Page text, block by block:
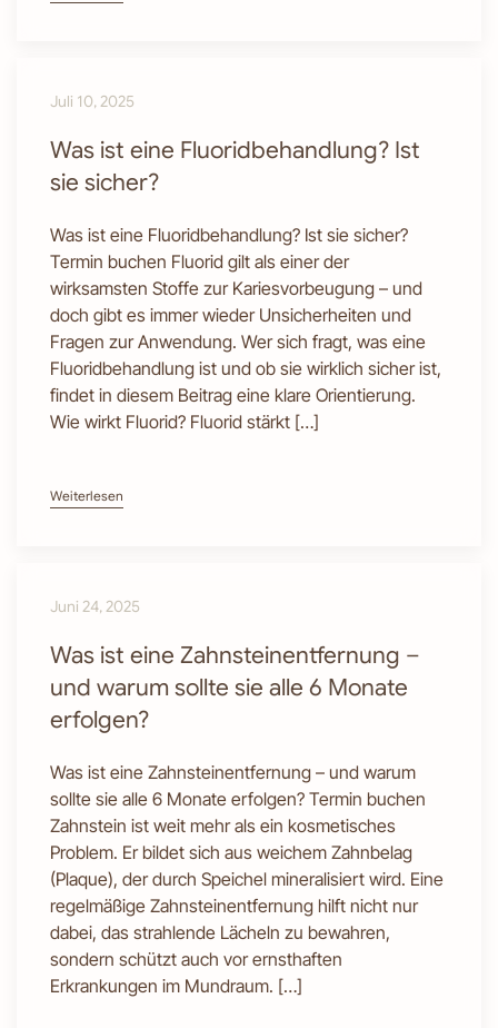
Juli 10, 2025
Was ist eine Fluoridbehandlung? Ist
sie sicher?
Was ist eine Fluoridbehandlung? Ist sie sicher?
Termin buchen Fluorid gilt als einer der
wirksamsten Stoffe zur Kariesvorbeugung – und
doch gibt es immer wieder Unsicherheiten und
Fragen zur Anwendung. Wer sich fragt, was eine
Fluoridbehandlung ist und ob sie wirklich sicher ist,
findet in diesem Beitrag eine klare Orientierung.
Wie wirkt Fluorid? Fluorid stärkt […]
Weiterlesen
Juni 24, 2025
Was ist eine Zahnsteinentfernung –
und warum sollte sie alle 6 Monate
erfolgen?
Was ist eine Zahnsteinentfernung – und warum
sollte sie alle 6 Monate erfolgen? Termin buchen
Zahnstein ist weit mehr als ein kosmetisches
Problem. Er bildet sich aus weichem Zahnbelag
(Plaque), der durch Speichel mineralisiert wird. Eine
regelmäßige Zahnsteinentfernung hilft nicht nur
dabei, das strahlende Lächeln zu bewahren,
sondern schützt auch vor ernsthaften
Erkrankungen im Mundraum. […]